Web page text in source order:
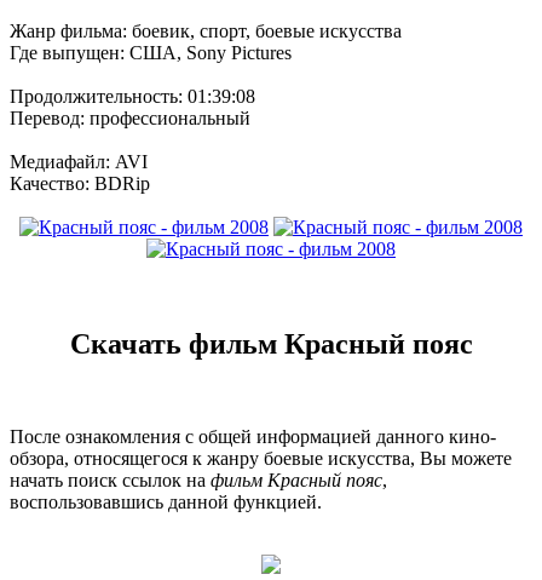
Жанр фильма: боевик, спорт, боевые искусства
Где выпущен: США, Sony Pictures
Продолжительность: 01:39:08
Перевод: профессиональный
Медиафайл: AVI
Качество: BDRip
Скачать фильм Красный пояс
После ознакомления с общей информацией данного кино-
обзора, относящегося к жанру боевые искусства, Вы можете
начать поиск ссылок на фильм Красный пояс,
воспользовавшись данной функцией.